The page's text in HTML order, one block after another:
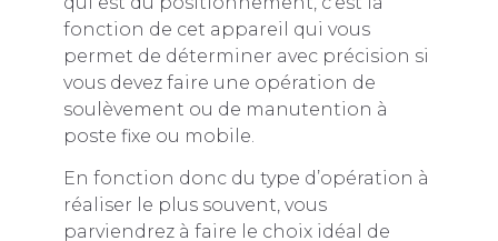
fonction de cet appareil qui vous
permet de déterminer avec précision si
vous devez faire une opération de
soulèvement ou de manutention à
poste fixe ou mobile.
En fonction donc du type d’opération à
réaliser le plus souvent, vous
parviendrez à faire le choix idéal de